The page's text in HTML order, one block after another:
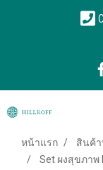
หน้าแรก สินค้
Set ผงสุขภาพ